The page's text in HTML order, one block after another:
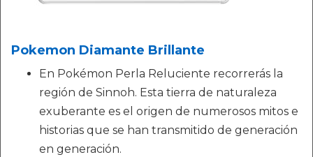
Pokemon Diamante Brillante
En Pokémon Perla Reluciente recorrerás la
región de Sinnoh. Esta tierra de naturaleza
exuberante es el origen de numerosos mitos e
historias que se han transmitido de generación
en generación.